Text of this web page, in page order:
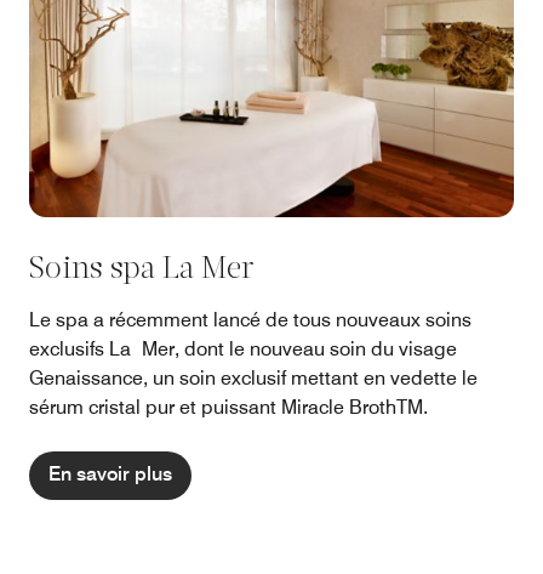
Soins spa La Mer
Le spa a récemment lancé de tous nouveaux soins
exclusifs La Mer, dont le nouveau soin du visage
Genaissance, un soin exclusif mettant en vedette le
sérum cristal pur et puissant Miracle BrothTM.
En savoir plus